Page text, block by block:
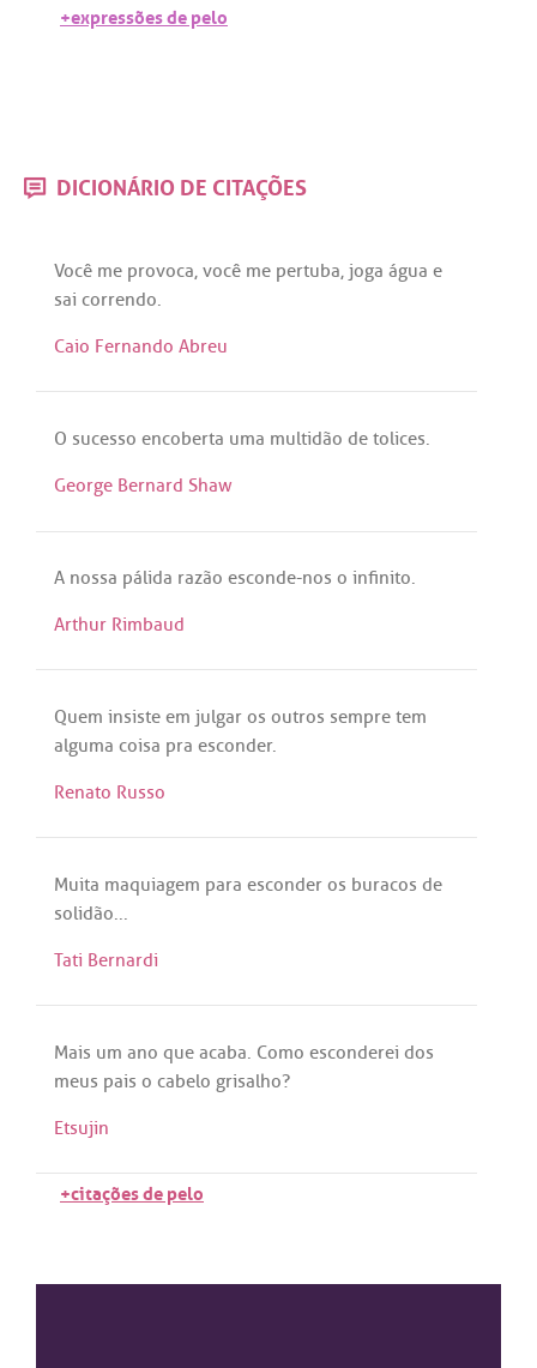
+expressões de pelo
DICIONÁRIO DE CITAÇÕES
Você me provoca, você me pertuba, joga água e
sai correndo.
Caio Fernando Abreu
O sucesso encoberta uma multidão de tolices.
George Bernard Shaw
A nossa pálida razão esconde-nos o infinito.
Arthur Rimbaud
Quem insiste em julgar os outros sempre tem
alguma coisa pra esconder.
Renato Russo
Muita maquiagem para esconder os buracos de
solidão...
Tati Bernardi
Mais um ano que acaba. Como esconderei dos
meus pais o cabelo grisalho?
Etsujin
+citações de pelo